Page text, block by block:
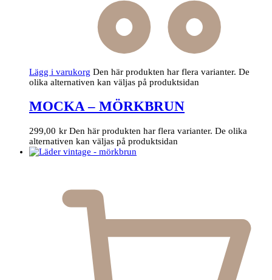
Lägg i varukorg Den här produkten har flera varianter. De
olika alternativen kan väljas på produktsidan
MOCKA – MÖRKBRUN
299,00 kr Den här produkten har flera varianter. De olika
alternativen kan väljas på produktsidan